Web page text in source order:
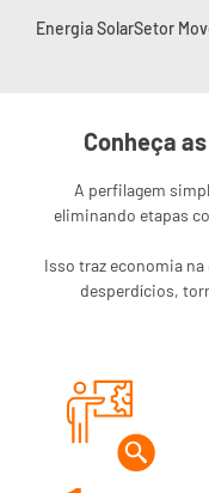
Energia SolarSetor
Conheça
A perfilagem
eliminando etapas
Isso traz economia
desperdícios,